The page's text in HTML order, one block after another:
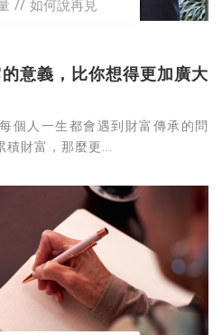
如何說再見
意義，比你想得更加廣大
個人一生都會遇到財富傳承的問
積財富，那麼更...